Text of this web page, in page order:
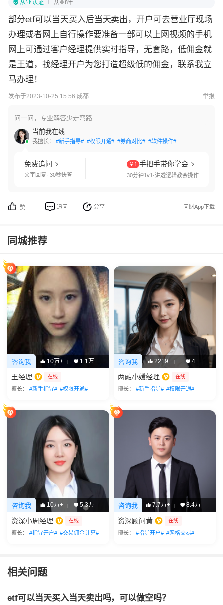
从业认证 从业8年
部分etf可以当天买入后当天卖出，开户可去营业厅现场
办理或者网上自行操作要准备一部可以上网视频的手机
网上可通过客户经理提供实时指导，无套路，低佣金就
是王道，找经理开户为您打造超级低的佣金，联系我立
马办理！
发布于2023-10-25 15:56 成都 举报
问一问，专业解答少走弯路
当前我在线
我擅长： #新手指导# #权限开通# #券商对比# #软件操作#
免费追问
文字回复· 30秒快答
￥1 手把手带你学会
30分钟1v1·讲透逻辑教会操作
赞 追问 分享 问财App下载
同城推荐
咨询我 10万+ | 1.1万
王经理 在线
擅长： #新手指导# #权限开通#
咨询我 2219 | 4
两融小嫒经理 在线
擅长： #新手指导# #权限开通#
咨询我 10万+ | 5.3万
资深小周经理 在线
擅长： #指导开户# #交易佣金计算#
咨询我 7.7万+ | 8.4万
资深顾问黄 在线
擅长： #指导开户# #网格交易#
相关问题
etf可以当天买入当天卖出吗，可以做空吗？